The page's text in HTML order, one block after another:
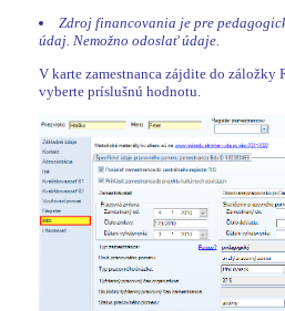
Zdroj financovania je pre
údaj. Nemožno odoslať údaje.
V karte zamestnanca zájdite do záložky
vyberte príslušnú hodnotu.